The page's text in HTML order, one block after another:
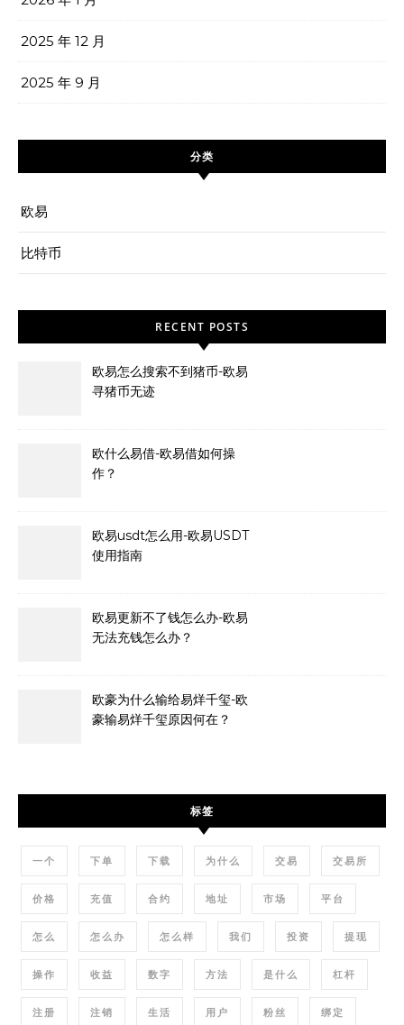
2025 年 12 月
2025 年 9 月
分类
欧易
比特币
RECENT POSTS
欧易怎么搜索不到猪币-欧易
寻猪币无迹
欧什么易借-欧易借如何操
作？
欧易usdt怎么用-欧易USDT
使用指南
欧易更新不了钱怎么办-欧易
无法充钱怎么办？
欧豪为什么输给易烊千玺-欧
豪输易烊千玺原因何在？
标签
一个 下单 下载 为什么 交易 交易所
价格 充值 合约 地址 市场 平台
怎么 怎么办 怎么样 我们 投资 提现
操作 收益 数字 方法 是什么 杠杆
注册 注销 生活 用户 粉丝 绑定